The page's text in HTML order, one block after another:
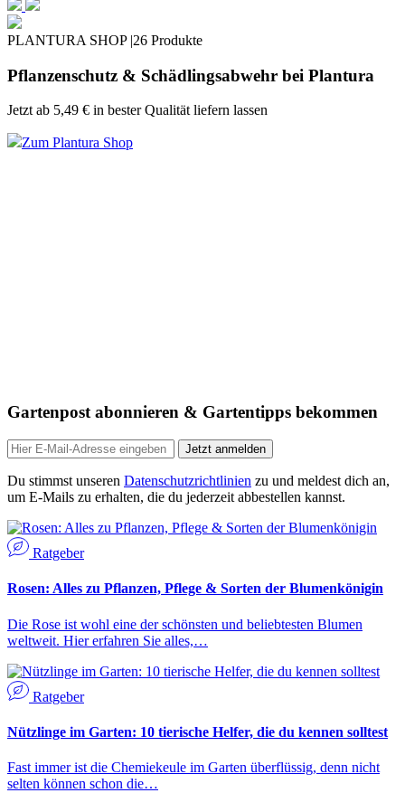
PLANTURA SHOP |26 Produkte
Pflanzenschutz & Schädlingsabwehr bei Plantura
Jetzt ab 5,49 € in bester Qualität liefern lassen
Zum Plantura Shop
Gartenpost abonnieren & Gartentipps bekommen
Jetzt anmelden
Du stimmst unseren Datenschutzrichtlinien zu und meldest dich an,
um E-Mails zu erhalten, die du jederzeit abbestellen kannst.
Ratgeber
Rosen: Alles zu Pflanzen, Pflege & Sorten der Blumenkönigin
Die Rose ist wohl eine der schönsten und beliebtesten Blumen
weltweit. Hier erfahren Sie alles,…
Ratgeber
Nützlinge im Garten: 10 tierische Helfer, die du kennen solltest
Fast immer ist die Chemiekeule im Garten überflüssig, denn nicht
selten können schon die…